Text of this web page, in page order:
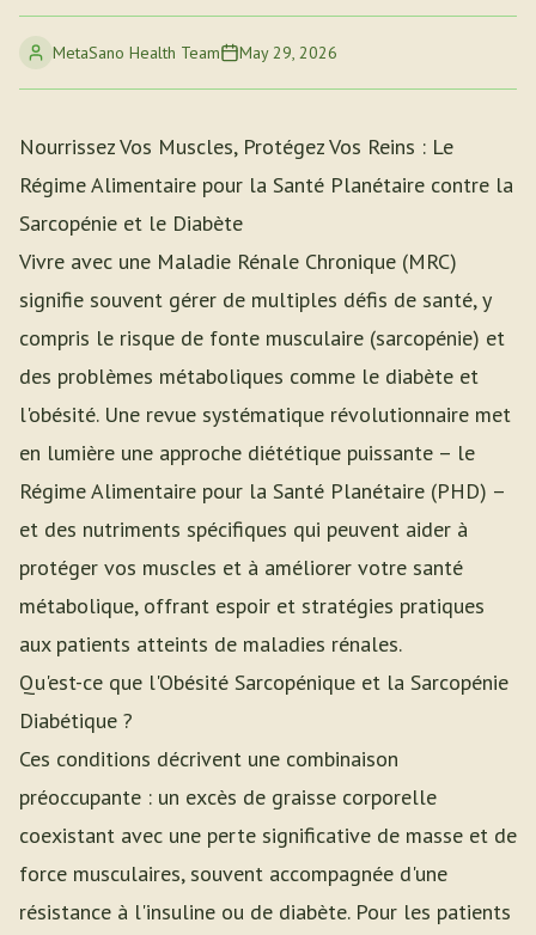
MetaSano Health Team May 29, 2026
Nourrissez Vos Muscles, Protégez Vos Reins : Le
Régime Alimentaire pour la Santé Planétaire contre la
Sarcopénie et le Diabète
Vivre avec une Maladie Rénale Chronique (MRC)
signifie souvent gérer de multiples défis de santé, y
compris le risque de fonte musculaire (sarcopénie) et
des problèmes métaboliques comme le diabète et
l'obésité. Une revue systématique révolutionnaire met
en lumière une approche diététique puissante – le
Régime Alimentaire pour la Santé Planétaire (PHD) –
et des nutriments spécifiques qui peuvent aider à
protéger vos muscles et à améliorer votre santé
métabolique, offrant espoir et stratégies pratiques
aux patients atteints de maladies rénales.
Qu'est-ce que l'Obésité Sarcopénique et la Sarcopénie
Diabétique ?
Ces conditions décrivent une combinaison
préoccupante : un excès de graisse corporelle
coexistant avec une perte significative de masse et de
force musculaires, souvent accompagnée d'une
résistance à l'insuline ou de diabète. Pour les patients